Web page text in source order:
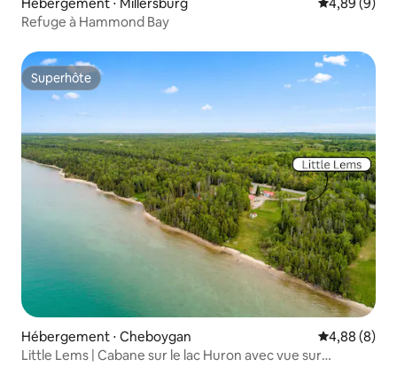
Hébergement ⋅ Millersburg Évaluation
4,89 (9)
Refuge à Hammond Bay
Superhôte
Superhôte
Hébergement ⋅ Cheboygan Évaluation
4,88 (8)
Little Lems | Cabane sur le lac Huron avec vue sur